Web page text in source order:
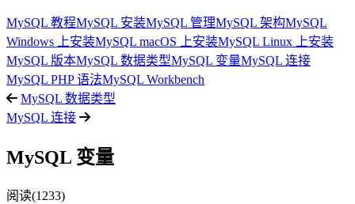
MySQL 教程MySQL 安装MySQL 管理MySQL 架构MySQL
Windows 上安装MySQL macOS 上安装MySQL Linux 上安装
MySQL 版本MySQL 数据类型MySQL 变量MySQL 连接
MySQL PHP 语法MySQL Workbench
MySQL 数据类型
MySQL 连接
MySQL 变量
阅读(1233)